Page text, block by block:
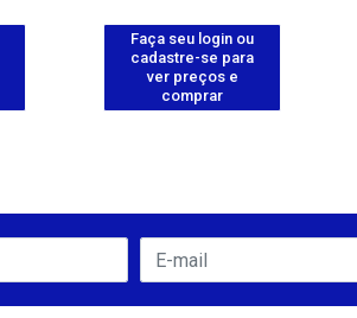
Faça seu login ou
cadastre-se para
ver preços e
comprar